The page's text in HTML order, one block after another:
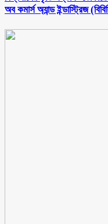
অব কমার্স অ্যান্ড ইন্ডাস্ট্রিজ